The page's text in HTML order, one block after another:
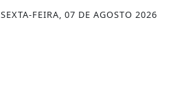
SEXTA-FEIRA, 07 DE AGOSTO 2026